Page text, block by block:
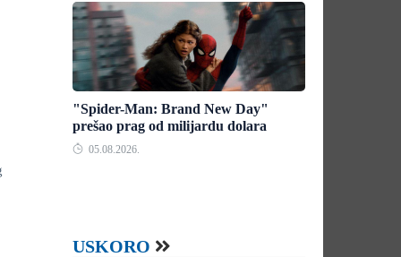
"Spider-Man: Brand New Day"
prešao prag od milijardu dolara
05.08.2026.
USKORO